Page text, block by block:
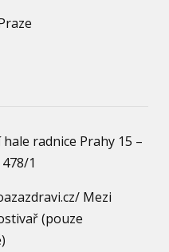
radnice Prahy 15 –
1
Mezi
(pouze